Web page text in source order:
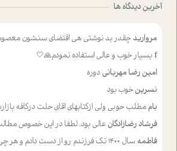
آخرین دیدگاه ها
مروارید چقدر بد نوشتی هی اقتضای سنشون معصومانه این اون خلی؟نکنه تا چهل سالگی پوشکت
f بسیار خوب و عالی استفاده نمودم🙏🤍
امین رضا مهربانی دوره
نسرینخوب بود
بام مطلب حوبی ولی ازکتابهای اقای حلت درکافه بازاریا مایکت میزاشتن رایگان خوب بود ولی هرکدام خلاصه شده ش تومجله از طریق سایت هم خوبه اینکه درزیر اخرصفحه گذاشته
فرشاد رضازادگان عالی بود. لطفا در این خصوص مطالب و
فاطمه سال ۱۴۰۰ تک فرزندم رو از دست دادم و هر چی میگذره حالم بدتر میشه و دلتنگتر تنایی رو ترجیح دادم و معاشرت برام سخت شده